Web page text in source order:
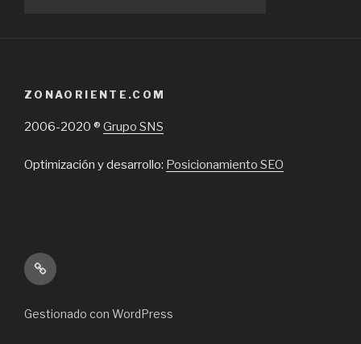
ZONAORIENTE.COM
2006-2020 ® Grupo SNS
Optimización y desarrollo: Posicionamiento SEO
Inicio
Gestionado con WordPress